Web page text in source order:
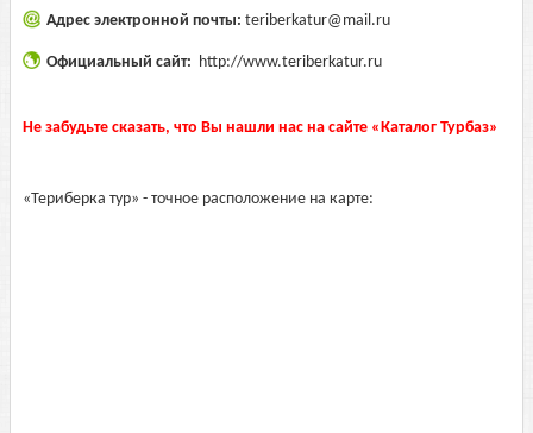
Адрес электронной почты: teriberkatur@mail.ru
Официальный сайт: http://www.teriberkatur.ru
Не забудьте сказать, что Вы нашли нас на сайте «Каталог Турбаз»
«Териберка тур» - точное расположение на карте: